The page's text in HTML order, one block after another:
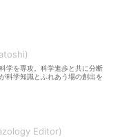
学を専攻。科学進歩と共に分断
科学知識とふれあう場の創出を
Editor